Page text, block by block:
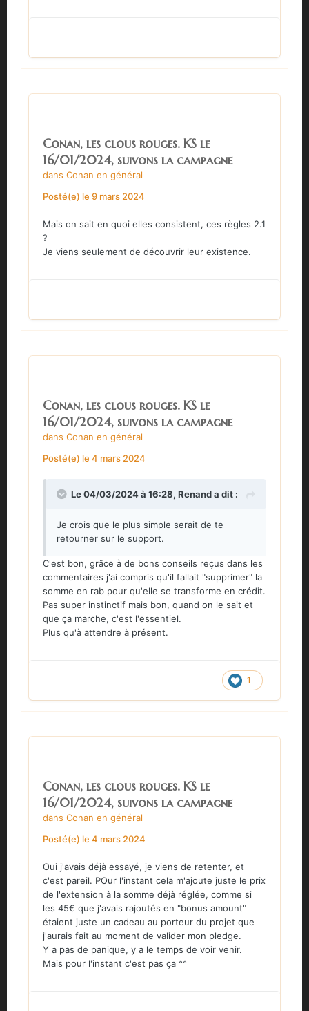
Conan, les clous rouges. KS le
16/01/2024, suivons la campagne
dans Conan en général
Posté(e) le 9 mars 2024
Mais on sait en quoi elles consistent, ces règles 2.1
?
Je viens seulement de découvrir leur existence.
Conan, les clous rouges. KS le
16/01/2024, suivons la campagne
dans Conan en général
Posté(e) le 4 mars 2024
Le 04/03/2024 à 16:28, Renanda dit :
Je crois que le plus simple serait de te
retourner sur le support.
C'est bon, grâce à de bons conseils reçus dans les
commentaires j'ai compris qu'il fallait "supprimer" la
somme en rab pour qu'elle se transforme en crédit.
Pas super instinctif mais bon, quand on le sait et
que ça marche, c'est l'essentiel.
Plus qu'à attendre à présent.
1
Conan, les clous rouges. KS le
16/01/2024, suivons la campagne
dans Conan en général
Posté(e) le 4 mars 2024
Oui j'avais déjà essayé, je viens de retenter, et
c'est pareil. POur l'instant cela m'ajoute juste le prix
de l'extension à la somme déjà réglée, comme si
les 45€ que j'avais rajoutés en "bonus amount"
étaient juste un cadeau au porteur du projet que
j'aurais fait au moment de valider mon pledge.
Y a pas de panique, y a le temps de voir venir.
Mais pour l'instant c'est pas ça ^^